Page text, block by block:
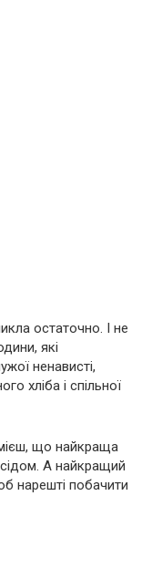
остаточно. І не
які
ненависті,
хліба і спільної
що найкраща
А найкращий
нарешті побачити